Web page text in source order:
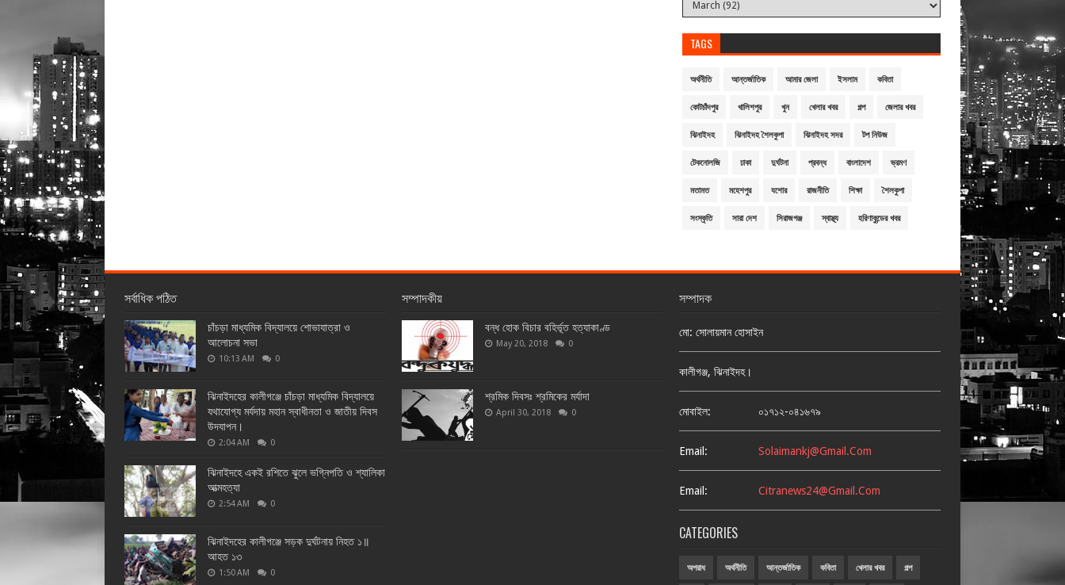
TAGS
অর্থনীতি আন্তর্জাতিক আমার জেলা ইসলাম কবিতা
কোটচাঁদপুর খালিশপুর খুন খেলার খবর গল্প জেলার খবর
ঝিনাইদহ ঝিনাইদহ শৈলকুপা ঝিনাইদহ সদর টপ নিউজ
টেকনোলজি ঢাকা দুর্ঘটনা প্রবন্ধ বাংলাদেশ ভ্রমণ
মতামত মহেশপুর যশোর রাজনীতি শিক্ষা শৈলকুপা
সংস্কৃতি সারা দেশ সিরাজগঞ্জ স্বাস্থ্য হরিণাকুন্ডের খবর
সর্বাধিক পঠিত
চাঁচড়া মাধ্যমিক বিদ্যালয়ে শোভাযাত্রা ও
আলোচনা সভা
10:13 AM 0
ঝিনাইদহের কালীগঞ্জে চাঁচড়া মাধ্যমিক বিদ্যালয়ে
যথাযোগ্য মর্যদায় মহান স্বাধীনতা ও জাতীয় দিবস
উদযাপন।
2:04 AM 0
ঝিনাইদহে একই রশিতে ঝুলে ভগ্নিপতি ও শ্যালিকা
আত্মহত্যা
2:54 AM 0
ঝিনাইদহের কালীগঞ্জে সড়ক দুর্ঘটনায় নিহত ১॥
আহত ১৩
1:50 AM 0
সম্পাদকীয়
বন্ধ হোক বিচার বহির্ভূত হত্যাকাণ্ড
May 20, 2018 0
শ্রমিক দিবসঃ শ্রমিকের মর্যাদা
April 30, 2018 0
সম্পাদক
মো: সোলায়মান হোসাইন
কালীগঞ্জ, ঝিনাইদহ।
মোবাইল: ০১৭১২-০৪১৬৭৯
Email: Solaimankj@gmail.com
Email: Citranews24@gmail.com
CATEGORIES
অপরাধ অর্থনীতি আন্তর্জাতিক কবিতা খেলার খবর গল্প